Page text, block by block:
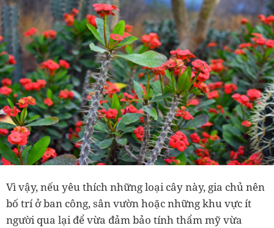
Vì vậy, nếu yêu thích những loại cây này, gia chủ nên
bố trí ở ban công, sân vườn hoặc những khu vực ít
người qua lại để vừa đảm bảo tính thẩm mỹ vừa